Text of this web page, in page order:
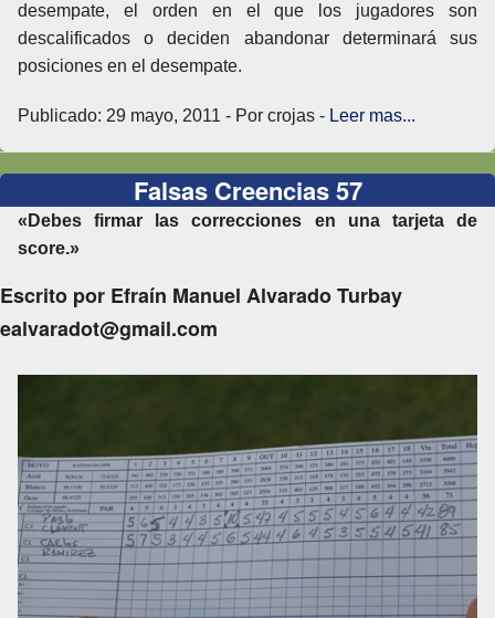
desempate, el orden en el que los jugadores son
descalificados o deciden abandonar determinará sus
posiciones en el desempate.
Publicado: 29 mayo, 2011 - Por crojas - Leer mas...
Falsas Creencias 57
«Debes firmar las correcciones en una tarjeta de
score.»
Escrito por Efraín Manuel Alvarado Turbay
ealvaradot@gmail.com